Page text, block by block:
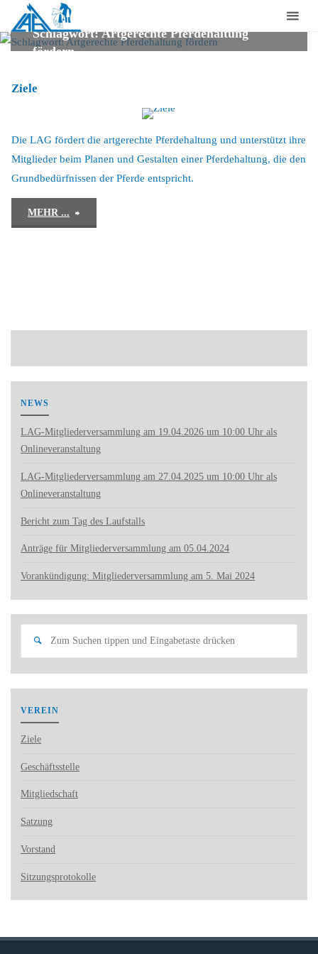
Arbeits-
Gemeinschaft
Pferdehaltung
e.V.
Schlagwort:Artgerechte Pferdehaltung
fördern
Ziele
Die LAG fördert die artgerechte Pferdehaltung und unterstützt ihre
Mitglieder beim Planen und Gestalten einer Pferdehaltung, die den
Grundbedürfnissen der Pferde entspricht.
MEHR ...
NEWS
LAG-Mitgliederversammlung am 19.04.2026 um 10:00 Uhr als
Onlineveranstaltung
LAG-Mitgliederversammlung am 27.04.2025 um 10:00 Uhr als
Onlineveranstaltung
Bericht zum Tag des Laufstalls
Anträge für Mitgliederversammlung am 05.04.2024
Vorankündigung: Mitgliederversammlung am 5. Mai 2024
Suchen
VEREIN
Ziele
Geschäftsstelle
Mitgliedschaft
Satzung
Vorstand
Sitzungsprotokolle